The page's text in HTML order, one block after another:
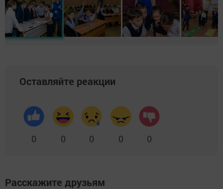
Оставляйте реакции
0 0 0 0 0
Расскажите друзьям